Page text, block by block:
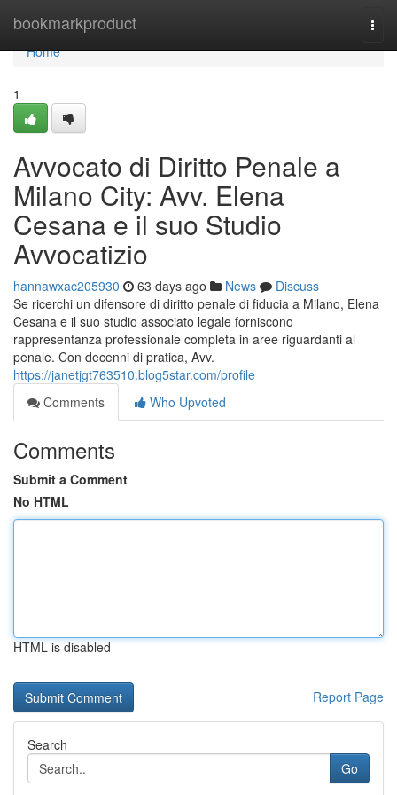
bookmarkproduct
Home
Home
1
Avvocato di Diritto Penale a
Milano City: Avv. Elena
Cesana e il suo Studio
Avvocatizio
hannawxac205930 63 days ago News
Discuss
Se ricerchi un difensore di diritto penale di fiducia a Milano, Elena
Cesana e il suo studio associato legale forniscono
rappresentanza professionale completa in aree riguardanti al
penale. Con decenni di pratica, Avv.
https://janetjgt763510.blog5star.com/profile
Comments
Who Upvoted
Comments
Submit a Comment
No HTML
HTML is disabled
Report Page
Search
Go